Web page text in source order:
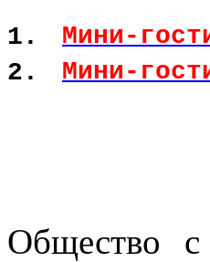
1.
Мини-
2.
Мини-
Общество